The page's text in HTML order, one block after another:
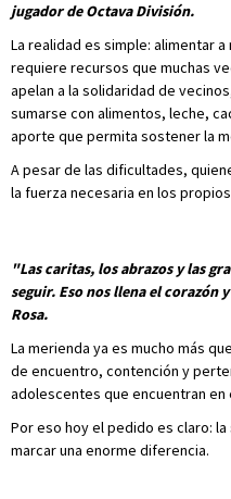
jugador de Octava División.
La realidad es simple: alimentar
requiere recursos que muchas
apelan a la solidaridad de
sumarse con alimentos, leche,
aporte que permita sostener la
A pesar de las dificultades,
la fuerza necesaria en los
"Las caritas, los abrazos y las
seguir. Eso nos llena el corazón
Rosa.
La merienda ya es mucho más
de encuentro, contención y
adolescentes que encuentran en
Por eso hoy el pedido es claro:
marcar una enorme diferencia.